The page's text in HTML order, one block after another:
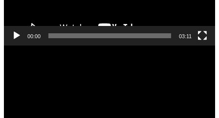
00:00 03:11